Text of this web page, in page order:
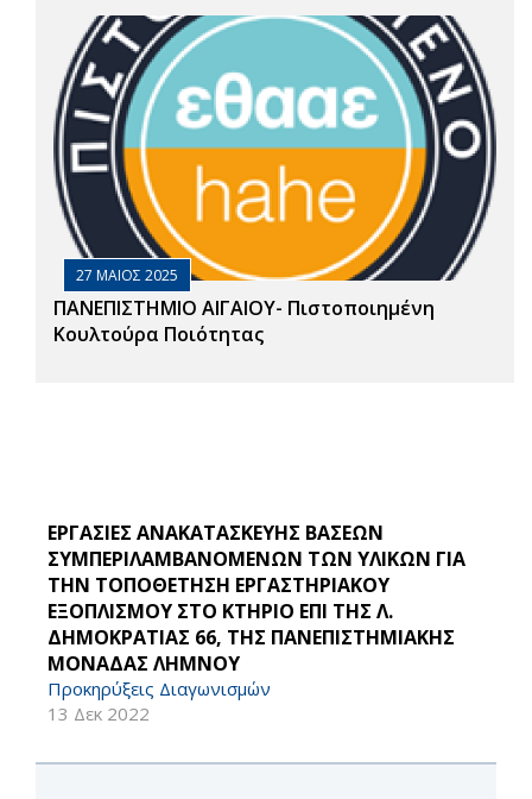
27 ΜΑΙΟΣ 2025
ΠΑΝΕΠΙΣΤΗΜΙΟ ΑΙΓΑΙΟΥ- Πιστοποιημένη
Κουλτούρα Ποιότητας
ΕΡΓΑΣΙΕΣ ΑΝΑΚΑΤΑΣΚΕΥΗΣ ΒΑΣΕΩΝ
ΣΥΜΠΕΡΙΛΑΜΒΑΝΟΜΕΝΩΝ ΤΩΝ ΥΛΙΚΩΝ ΓΙΑ
ΤΗΝ ΤΟΠΟΘΕΤΗΣΗ ΕΡΓΑΣΤΗΡΙΑΚΟΥ
ΕΞΟΠΛΙΣΜΟΥ ΣΤΟ ΚΤΗΡΙΟ ΕΠΙ ΤΗΣ Λ.
ΔΗΜΟΚΡΑΤΙΑΣ 66, ΤΗΣ ΠΑΝΕΠΙΣΤΗΜΙΑΚΗΣ
ΜΟΝΑΔΑΣ ΛΗΜΝΟΥ
Προκηρύξεις Διαγωνισμών
13 Δεκ 2022